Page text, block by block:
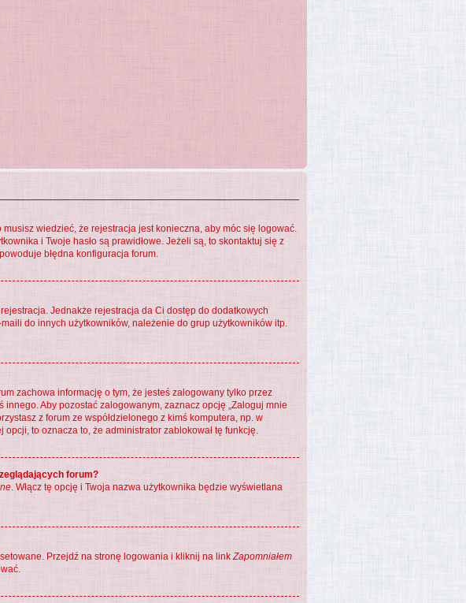
wiedzieć, że rejestracja jest konieczna, aby móc się logować.
i Twoje hasło są prawidłowe. Jeżeli są, to skontaktuj się z
błędna konfiguracja forum.
Jednakże rejestracja da Ci dostęp do dodatkowych
do innych użytkowników, należenie do grup użytkowników itp.
zachowa informację o tym, że jesteś zalogowany tylko przez
Aby pozostać zalogowanym, zaznacz opcję „Zaloguj mnie
z forum ze współdzielonego z kimś komputera, np. w
to oznacza to, że administrator zablokował tę funkcję.
forum?
. Włącz tę opcję i Twoja nazwa użytkownika będzie wyświetlana
Przejdź na stronę logowania i kliknij na linkZapomniałem